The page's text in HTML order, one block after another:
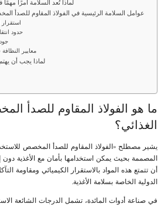
لماذا تُعد السلامة أمرًا
عوامل السلامة الرئيسية في الفولاذ المقاوم للصدأ
1.
2. حدود
3.
4. معايير
لماذا يجب أن
ما هو الفولاذ المقاوم للصدأ
الغذائي؟
يشير مصطلح «الفولاذ المقاوم للصدأ المخصص
المصممة بحيث يمكن استخدامها بأمان مع الأغذية
أن تتمتع هذه المواد بالاستقرار الكيميائي ومقاومة
الدولية الخاصة بسلامة الأغذية.
في صناعة أدوات المائدة، تشمل الدرجات الشائعة